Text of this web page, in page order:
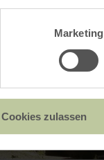
Marketing
Cookies zulassen